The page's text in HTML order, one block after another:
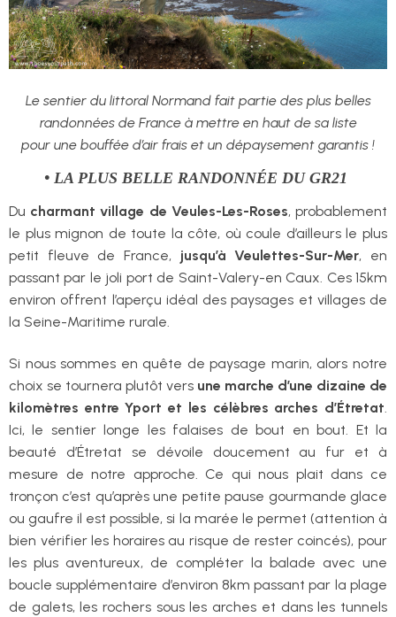
Le sentier du littoral Normand fait partie des plus belles
randonnées de France à mettre en haut de sa liste
pour une bouffée d’air frais et un dépaysement garantis !
• LA PLUS BELLE RANDONNÉE DU GR21
Du charmant village de Veules-Les-Roses, probablement
le plus mignon de toute la côte, où coule d’ailleurs le plus
petit fleuve de France, jusqu’à Veulettes-Sur-Mer, en
passant par le joli port de Saint-Valery-en Caux. Ces 15km
environ offrent l’aperçu idéal des paysages et villages de
la Seine-Maritime rurale.
Si nous sommes en quête de paysage marin, alors notre
choix se tournera plutôt vers une marche d’une dizaine de
kilomètres entre Yport et les célèbres arches d’Étretat.
Ici, le sentier longe les falaises de bout en bout. Et la
beauté d’Étretat se dévoile doucement au fur et à
mesure de notre approche. Ce qui nous plait dans ce
tronçon c’est qu’après une petite pause gourmande glace
ou gaufre il est possible, si la marée le permet (attention à
bien vérifier les horaires au risque de rester coincés), pour
les plus aventureux, de compléter la balade avec une
boucle supplémentaire d’environ 8km passant par la plage
de galets, les rochers sous les arches et dans les tunnels